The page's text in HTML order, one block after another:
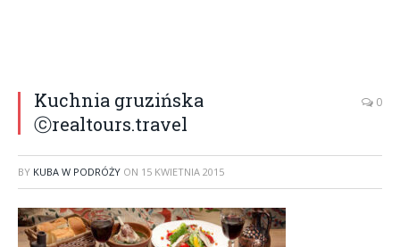
Kuchnia gruzińska
ⓒrealtours.travel
0
BY KUBA W PODRÓŻY ON 15 KWIETNIA 2015